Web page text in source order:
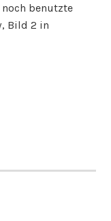
benutzte
Bild 2 in